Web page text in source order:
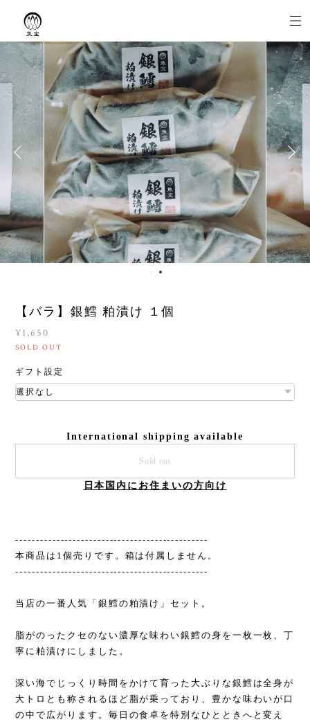
【バラ】銀鱈 粕漬け １個
¥1,650
SOLD OUT
ギフト設定
International shipping available
Sold out
日本国内にお住まいの方向け
-----------------------------------------------
本商品は1個売りです。箱は付属しません。
-----------------------------------------------
当店の一番人気「銀鱈の粕漬け」セット。
脂がのったクセのない濃厚な味わい銀鱈の身を一枚一枚、丁
寧に粕漬けにしました。
深い海でじっくり時間をかけて育った大ぶりな銀鱈は全身が
大トロとも称されるほど脂が乗っており、豊かな味わいが口
の中で広がります。毎日の食卓を特別なひとときへと変え